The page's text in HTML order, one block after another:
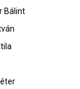
Bálint